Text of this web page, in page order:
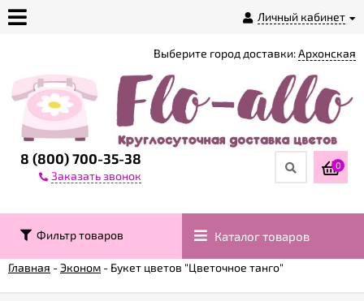
Личный кабинет
магазине
Доставка
Контакты
8 (800) 700-35-38
Заказать звонок
Выберите город доставки:Архонская
0
Фильтр товаров Каталог товаров
Главная -Эконом - Букет цветов "Цветочное танго"